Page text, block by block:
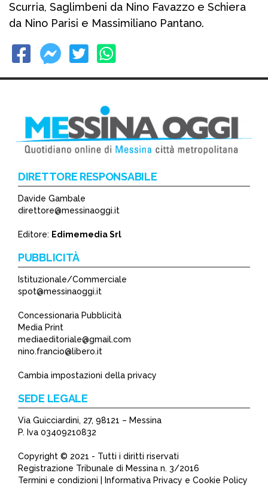
Scurria, Saglimbeni da Nino Favazzo e Schiera
da Nino Parisi e Massimiliano Pantano.
DIRETTORE RESPONSABILE
Davide Gambale
direttore@messinaoggi.it
Editore: Edimemedia Srl
PUBBLICITÀ
Istituzionale/Commerciale
spot@messinaoggi.it
Concessionaria Pubblicità
Media Print
mediaeditoriale@gmail.com
nino.francio@libero.it
Cambia impostazioni della privacy
SEDE LEGALE
Via Guicciardini, 27, 98121 – Messina
P. Iva 03409210832
Copyright © 2021 - Tutti i diritti riservati
Registrazione Tribunale di Messina n. 3/2016
Termini e condizioni | Informativa Privacy e Cookie Policy